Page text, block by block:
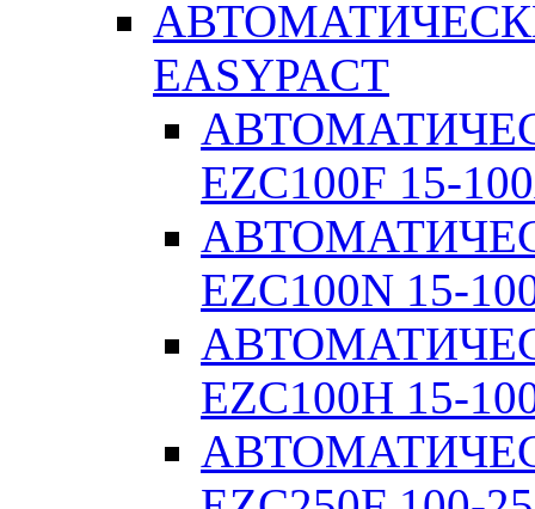
EASYPACT
EZC100F 15-
EZC100N 15-
EZC100H 15-